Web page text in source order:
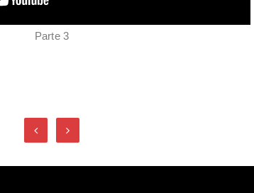
Parte 3